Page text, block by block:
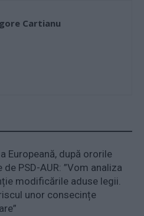
Cartianu
Europeană, după ororile
de PSD-AUR: ”Vom analiza
modificările aduse legii.
unor consecințe